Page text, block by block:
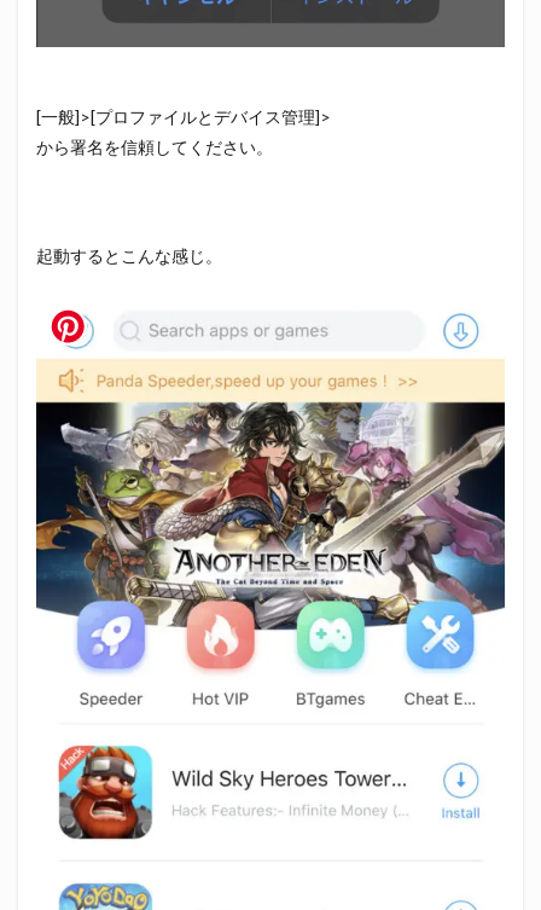
[一般]>[プロファイルとデバイス管理]>
から署名を信頼してください。
起動するとこんな感じ。